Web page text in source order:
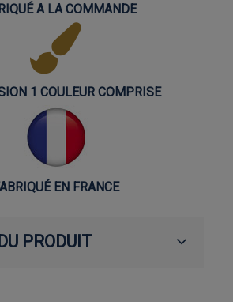
A LA COMMANDE
1 COULEUR COMPRISE
EN FRANCE
PRODUIT